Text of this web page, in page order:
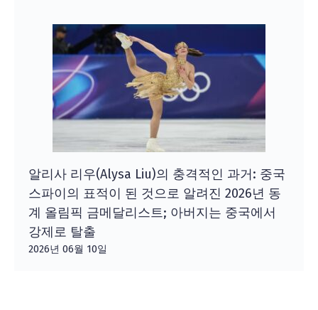
알리사 리우(Alysa Liu)의 충격적인 과거: 중국
스파이의 표적이 된 것으로 알려진 2026년 동
계 올림픽 금메달리스트; 아버지는 중국에서
강제로 탈출
2026년 06월 10일